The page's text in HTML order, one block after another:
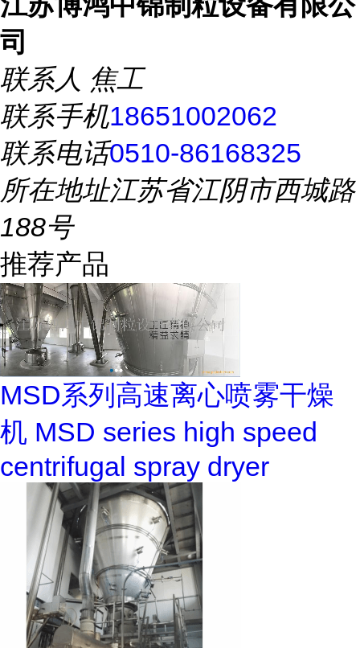
司
联系人 焦工
联系手机18651002062
联系电话0510-86168325
所在地址江苏省江阴市西城路
188号
推荐产品
MSD系列高速离心喷雾干燥
机 MSD series high speed
centrifugal spray dryer